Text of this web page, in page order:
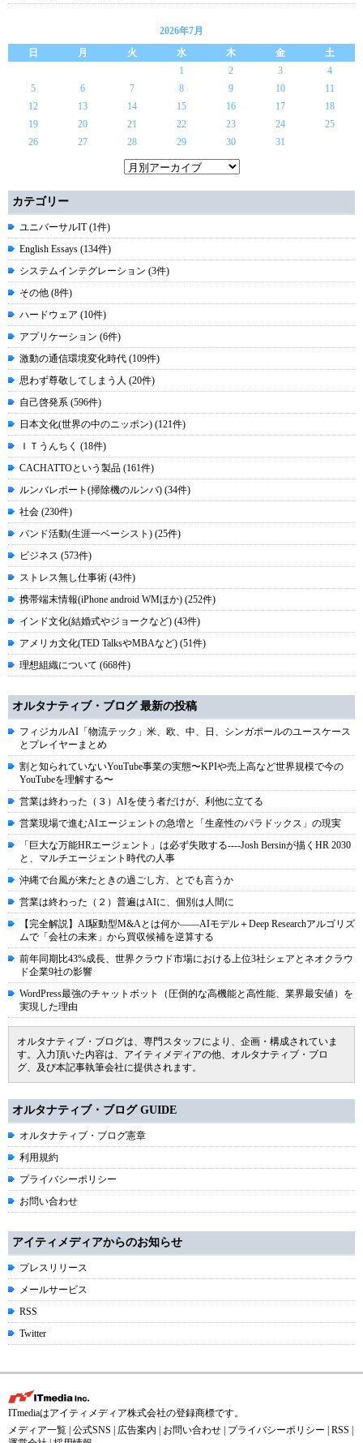
2026年7月
日
月 火 水 木 金
土
1
2 3
4
5
6 7 8 9 10
11
12
13 14 15 16 17
18
19
20 21 22 23 24
25
26
27 28 29 30 31
カテゴリー
ユニバーサルIT (1件)
English Essays (134件)
システムインテグレーション (3件)
その他 (8件)
ハードウェア (10件)
アプリケーション (6件)
激動の通信環境変化時代 (109件)
思わず尊敬してしまう人 (20件)
自己啓発系 (596件)
日本文化(世界の中のニッポン) (121件)
ＩＴうんちく (18件)
CACHATTOという製品 (161件)
ルンバレポート(掃除機のルンバ) (34件)
社会 (230件)
バンド活動(生涯一ベーシスト) (25件)
ビジネス (573件)
ストレス無し仕事術 (43件)
携帯端末情報(iPhone android WMほか) (252件)
インド文化(結婚式やジョークなど) (43件)
アメリカ文化(TED TalksやMBAなど) (51件)
理想組織について (668件)
オルタナティブ・ブログ 最新の投稿
フィジカルAI「物流テック」米、欧、中、日、シンガポールのユースケース
とプレイヤーまとめ
割と知られていないYouTube事業の実態〜KPIや売上高など世界規模で今の
YouTubeを理解する〜
営業は終わった（３）AIを使う者だけが、利他に立てる
営業現場で進むAIエージェントの急増と「生産性のパラドックス」の現実
「巨大な万能HRエージェント」は必ず失敗する----Josh Bersinが描くHR 2030
と、マルチエージェント時代の人事
沖縄で台風が来たときの過ごし方、とでも言うか
営業は終わった（２）普遍はAIに、個別は人間に
【完全解説】AI駆動型M&Aとは何か――AIモデル＋Deep Researchアルゴリズ
ムで「会社の未来」から買収候補を逆算する
前年同期比43%成長、世界クラウド市場における上位3社シェアとネオクラウ
ド企業9社の影響
WordPress最強のチャットボット（圧倒的な高機能と高性能、業界最安値）を
実現した理由
オルタナティブ・ブログは、専門スタッフにより、企画・構成されていま
す。入力頂いた内容は、アイティメディアの他、オルタナティブ・ブロ
グ、及び本記事執筆会社に提供されます。
オルタナティブ・ブログ GUIDE
オルタナティブ・ブログ憲章
利用規約
プライバシーポリシー
お問い合わせ
アイティメディアからのお知らせ
プレスリリース
メールサービス
RSS
Twitter
ITmediaはアイティメディア株式会社の登録商標です。
メディア一覧 公式SNS 広告案内 お問い合わせ プライバシーポリシー RSS